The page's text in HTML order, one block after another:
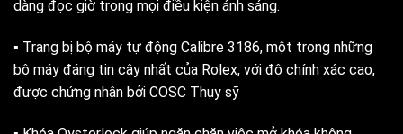
dàng đọc giờ trong mọi điều kiện ánh sáng.
▪️ Trang bị bộ máy tự động Calibre 3186, một trong những
bộ máy đáng tin cậy nhất của Rolex, với độ chính xác cao,
được chứng nhận bởi COSC Thụy sỹ